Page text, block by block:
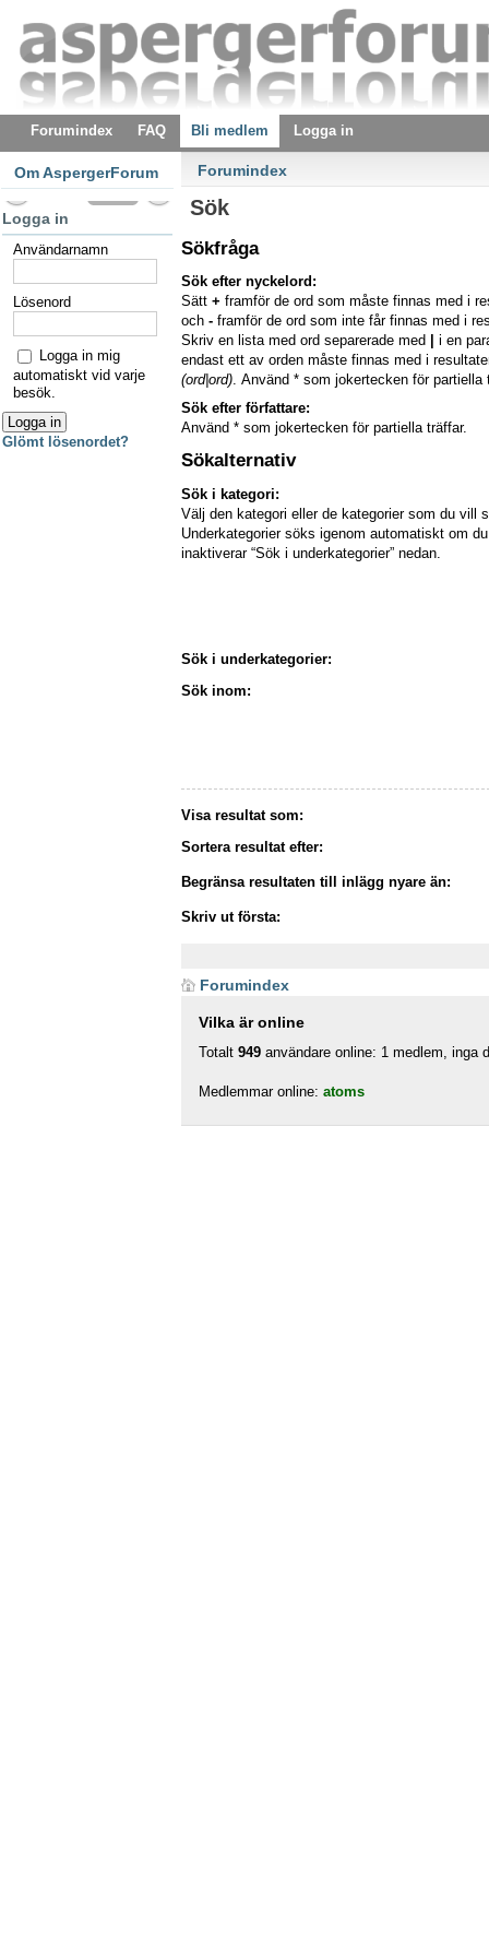
Forumindex FAQ Bli medlem Logga in
Forumindex
Sök
Sökfråga
Sök efter nyckelord:
Sätt + framför de ord som måste finnas med i
och - framför de ord som inte får finnas med i
Skriv en lista med ord separerade med
i en
endast ett av orden måste finnas med i
(ord|ord) . Använd * som jokertecken för partiella
Sök efter författare:
Använd * som jokertecken för partiella träffar.
Sökalternativ
Sök i kategori:
Välj den kategori eller de kategorier som du vill
Underkategorier söks igenom automatiskt om
inaktiverar “Sök i underkategorier” nedan.
Sök i underkategorier:
Sök inom:
Visa resultat som:
Sortera resultat efter:
Begränsa resultaten till inlägg nyare än:
Skriv ut första:
Forumindex
Vilka är online
Totalt 949 användare online: 1 medlem,
Medlemmar online: atoms
Om AspergerForum
Logga in
Användarnamn
Lösenord
Logga in mig
automatiskt vid varje
besök.
Glömt lösenordet?